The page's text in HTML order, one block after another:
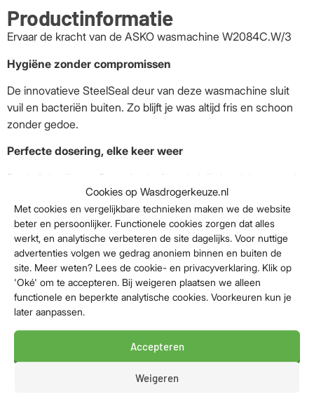
Cookies op Wasdrogerkeuze.nl
Met cookies en vergelijkbare technieken maken we de website
beter en persoonlijker. Functionele cookies zorgen dat alles
werkt, en analytische verbeteren de site dagelijks. Voor nuttige
advertenties volgen we gedrag anoniem binnen en buiten de
site. Meer weten? Lees de cookie- en privacyverklaring. Klik op
'Oké' om te accepteren. Bij weigeren plaatsen we alleen
functionele en beperkte analytische cookies. Voorkeuren kun je
later aanpassen.
Accepteren
Weigeren
Productinformatie
Ervaar de kracht van de ASKO wasmachine W2084C.W/3
Hygiëne zonder compromissen
De innovatieve SteelSeal deur van deze wasmachine sluit
vuil en bacteriën buiten. Zo blijft je was altijd fris en schoon
zonder gedoe.
Perfecte dosering, elke keer weer
Dankzij de slimme Dose Assist functie krijg je advies over de
ideale hoeveelheid wasmiddel. Het apparaat stemt dit af op
de belading voor de beste resultaten.
Snel en efficiënt wassen
Met het Quick Pro programma fris je jouw wasgoed snel op.
Binnen een uur is een kleine hoeveelheid wasgoed weer
stralend schoon.
De Anti-kreuk-optie zorgt voor een rustige wasbeurt. Minder